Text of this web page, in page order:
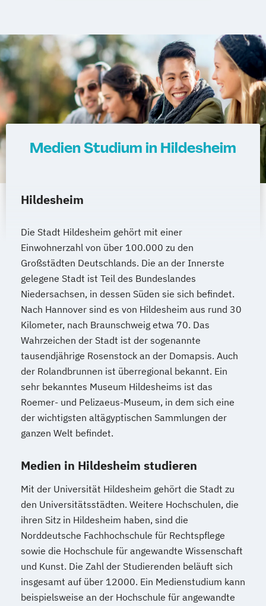
Schwarzheide/Oberspreewald-Lausitz bei
Dresden
Medien Studium in Hildesheim
Hildesheim
Die Stadt Hildesheim gehört mit einer
Einwohnerzahl von über 100.000 zu den
Großstädten Deutschlands. Die an der Innerste
gelegene Stadt ist Teil des Bundeslandes
Niedersachsen, in dessen Süden sie sich befindet.
Nach Hannover sind es von Hildesheim aus rund 30
Kilometer, nach Braunschweig etwa 70. Das
Wahrzeichen der Stadt ist der sogenannte
tausendjährige Rosenstock an der Domapsis. Auch
der Rolandbrunnen ist überregional bekannt. Ein
sehr bekanntes Museum Hildesheims ist das
Roemer- und Pelizaeus-Museum, in dem sich eine
der wichtigsten altägyptischen Sammlungen der
ganzen Welt befindet.
Medien in Hildesheim studieren
Mit der Universität Hildesheim gehört die Stadt zu
den Universitätsstädten. Weitere Hochschulen, die
ihren Sitz in Hildesheim haben, sind die
Norddeutsche Fachhochschule für Rechtspflege
sowie die Hochschule für angewandte Wissenschaft
und Kunst. Die Zahl der Studierenden beläuft sich
insgesamt auf über 12000. Ein Medienstudium kann
beispielsweise an der Hochschule für angewandte